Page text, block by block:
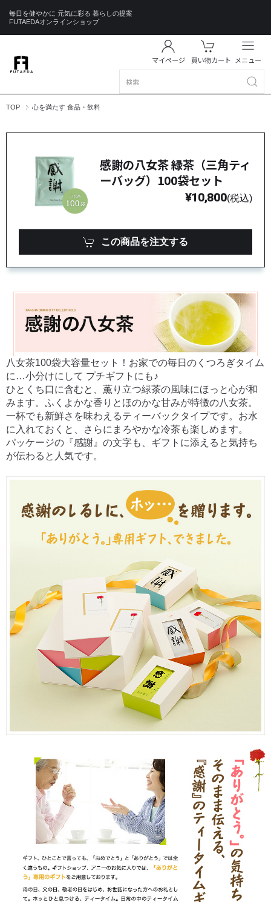
毎日を健やかに 元気に彩る 暮らしの提案
FUTAEDAオンラインショップ
マイページ 買い物カート メニュー
TOP 心を満たす 食品・飲料
感謝の八女茶 緑茶（三角ティ
ーバッグ）100袋セット
¥10,800(税込)
この商品を注文する
八女茶100袋大容量セット！お家での毎日のくつろぎタイム
に…小分けにして プチギフトにも♪
ひとくち口に含むと、薫り立つ緑茶の風味にほっと心が和
みます。ふくよかな香りとほのかな甘みが特徴の八女茶。
一杯でも新鮮さを味わえるティーバックタイプです。お水
に入れておくと、さらにまろやかな冷茶も楽しめます。
パッケージの『感謝』の文字も、ギフトに添えると気持ち
が伝わると人気です。